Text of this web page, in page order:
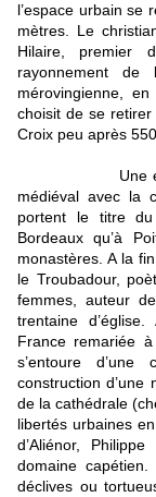
l’espace urbain se
mètres. Le
Hilaire, premier
rayonnement
mérovingienne,
choisit de se
Croix peu après 550.
Une étape
médiéval avec la
portent le titre
Bordeaux qu’à
monastères. A la
le Troubadour,
femmes, auteur
trentaine
France remariée
s’entoure
construction d’une
de la cathédrale
libertés urbaines
d’Aliénor,
domaine
déclives ou